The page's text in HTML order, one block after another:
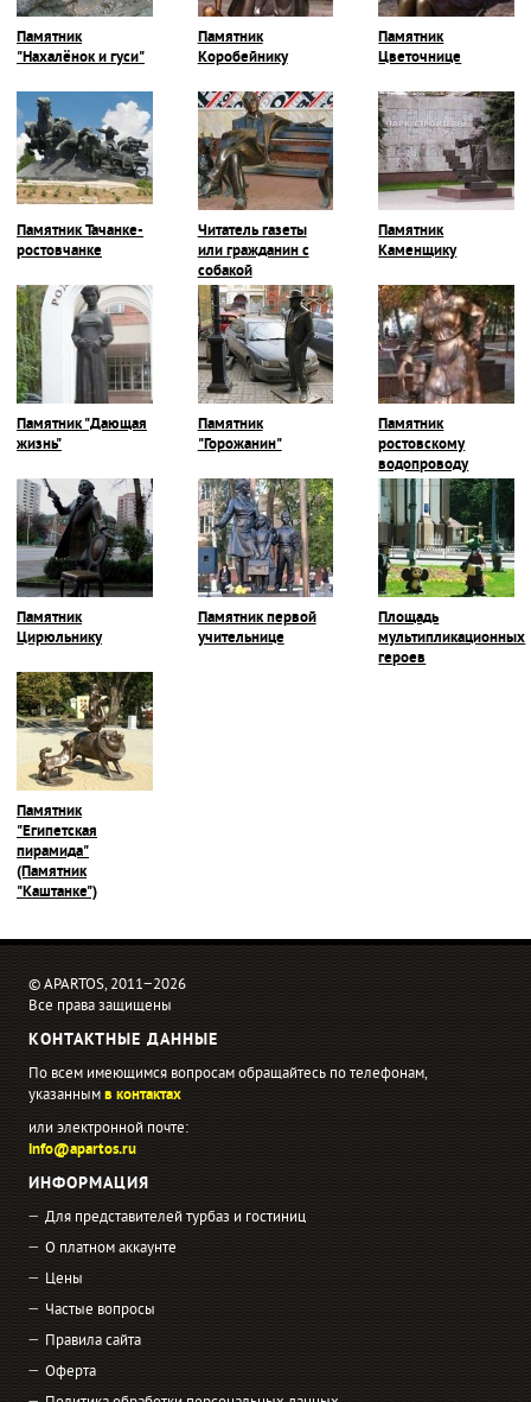
Памятник
"Нахалёнок и гуси"
Памятник
Коробейнику
Памятник
Цветочнице
Памятник Тачанке-
ростовчанке
Читатель газеты
или гражданин с
собакой
Памятник
Каменщику
Памятник "Дающая
жизнь"
Памятник
"Горожанин"
Памятник
ростовскому
водопроводу
Памятник
Цирюльнику
Памятник первой
учительнице
Площадь
мультипликационных
героев
Памятник
"Египетская
пирамида"
(Памятник
"Каштанке")
© APARTOS, 2011−2026
Все права защищены
КОНТАКТНЫЕ ДАННЫЕ
По всем имеющимся вопросам обращайтесь по телефонам,
указаннымв контактах
или электронной почте:
info@apartos.ru
ИНФОРМАЦИЯ
Для представителей турбаз и гостиниц
О платном аккаунте
Цены
Частые вопросы
Правила сайта
Оферта